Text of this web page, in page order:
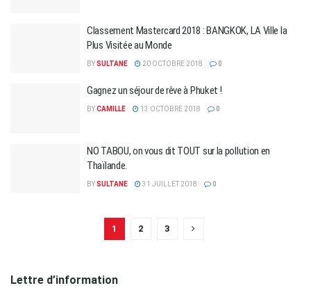
Classement Mastercard 2018 : BANGKOK, LA Ville la
Plus Visitée au Monde
BYSULTANE 20 OCTOBRE 2018 0
Gagnez un séjour de rêve à Phuket !
BYCAMILLE 13 OCTOBRE 2018 0
NO TABOU, on vous dit TOUT sur la pollution en
Thaïlande.
BYSULTANE 31 JUILLET 2018 0
1 2 3
Lettre d’information